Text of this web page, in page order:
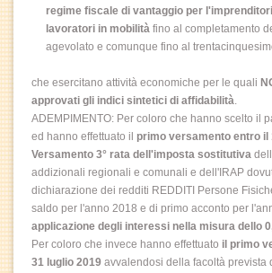
regime fiscale di vantaggio per
lavoratori in mobilità fino al completamento
agevolato e comunque fino al
che esercitano attività economiche per le quali
approvati gli indici sintetici di affidabilità.
ADEMPIMENTO: Per coloro che hanno scelto il
ed hanno effettuato il primo versamento entro il
Versamento 3° rata dell'imposta sostitutiva
addizionali regionali e comunali e dell'IRAP
dichiarazione dei redditi REDDITI Persone
saldo per l'anno 2018 e di primo acconto per
applicazione degli interessi nella misura dello
Per coloro che invece hanno effettuato il primo
31 luglio 2019 avvalendosi della facoltà prevista